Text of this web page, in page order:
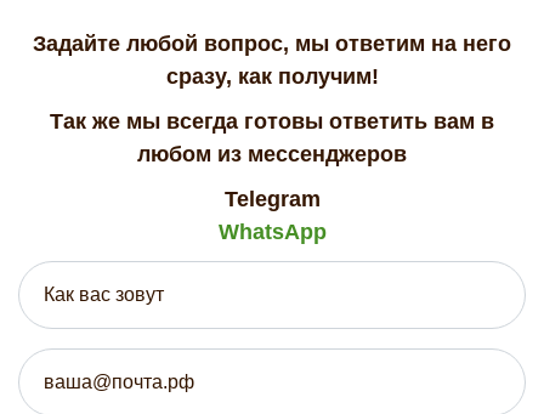
Задайте любой вопрос, мы ответим на него
сразу, как получим!
Так же мы всегда готовы ответить вам в
любом из мессенджеров
Telegram
WhatsApp